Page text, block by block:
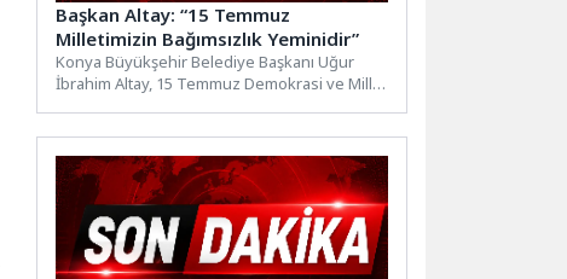
Başkan Altay: “15 Temmuz
Milletimizin Bağımsızlık Yeminidir”
Konya Büyükşehir Belediye Başkanı Uğur
İbrahim Altay, 15 Temmuz Demokrasi ve Millî